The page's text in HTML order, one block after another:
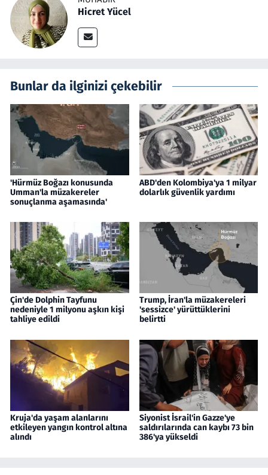
Hicret Yücel
Bunlar da ilginizi çekebilir
'Hürmüz Boğazı konusunda
Umman'la müzakereler
sonuçlanma aşamasında'
ABD'den Kolombiya'ya 1 milyar
dolarlık güvenlik yardımı
Çin'de Dolphin Tayfunu
nedeniyle 1 milyonu aşkın kişi
tahliye edildi
Trump, İran'la müzakereleri
'sessizce' yürüttüklerini
belirtti
Kruja'da yaşam alanlarını
etkileyen yangın kontrol altına
alındı
Siyonist İsrail'in Gazze'ye
saldırılarında can kaybı 73 bin
386'ya yükseldi